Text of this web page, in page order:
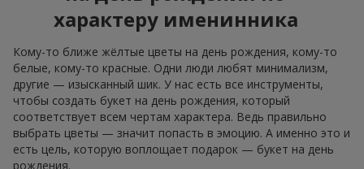
в качестве подарка с днём рождения осенние цветы
должны выглядеть тепло и аккуратно; здесь подойдёт
букет на день рождения женщине изхризантем, калл
и, конечно,роз; декоративные акценты добавят
изысканности и завершённости праздничной
композиции;
зимой актуальна сдержанная изысканная флористика,
поздравить с днём рождения белыми цветами —
отличная идея; белые
эустомы
, амариллис